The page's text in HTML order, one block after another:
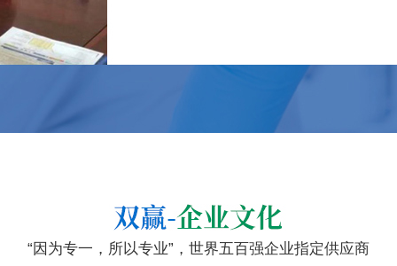
“因为专一，所以专业”，世界五百强企业指定供应商